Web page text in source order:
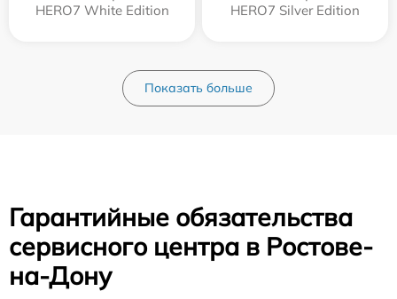
HERO7 White Edition
HERO7 Silver Edition
Показать больше
Гарантийные обязательства
сервисного центра в Ростове-
на-Дону